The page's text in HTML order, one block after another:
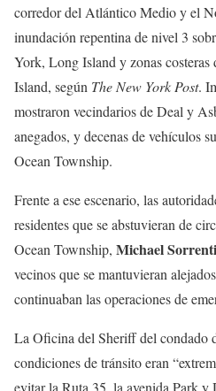
corredor del Atlántico Medio y el
inundación repentina de nivel 3
York, Long Island y zonas
Island, según The New York Post.
mostraron vecindarios de Deal y
anegados, y decenas de vehículos
Ocean Township.
Frente a ese escenario, las
residentes que se abstuvieran de
Ocean Township, Michael
vecinos que se mantuvieran
continuaban las operaciones de
La Oficina del Sheriff del condado
condiciones de tránsito eran
evitar la Ruta 35, la avenida Park y